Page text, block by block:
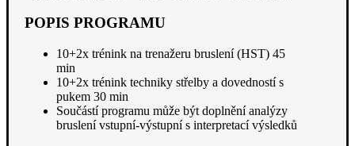
POPIS PROGRAMU
10+2x trénink na trenažeru bruslení (HST) 45
min
10+2x trénink techniky střelby a dovedností s
pukem 30 min
Součástí programu může být doplnění analýzy
bruslení vstupní-výstupní s interpretací výsledků